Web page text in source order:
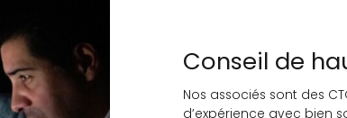
Conseil de
Nos associés sont des
d’expérience avec bien